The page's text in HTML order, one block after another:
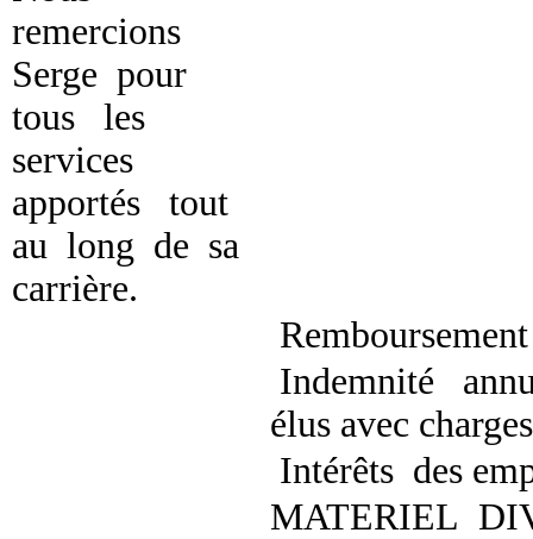
remercions
Serge pour
tous les
services
apportés tout
au long de sa
carrière.
Indemnité
élus avec charges
Intérêts des
MATERIEL